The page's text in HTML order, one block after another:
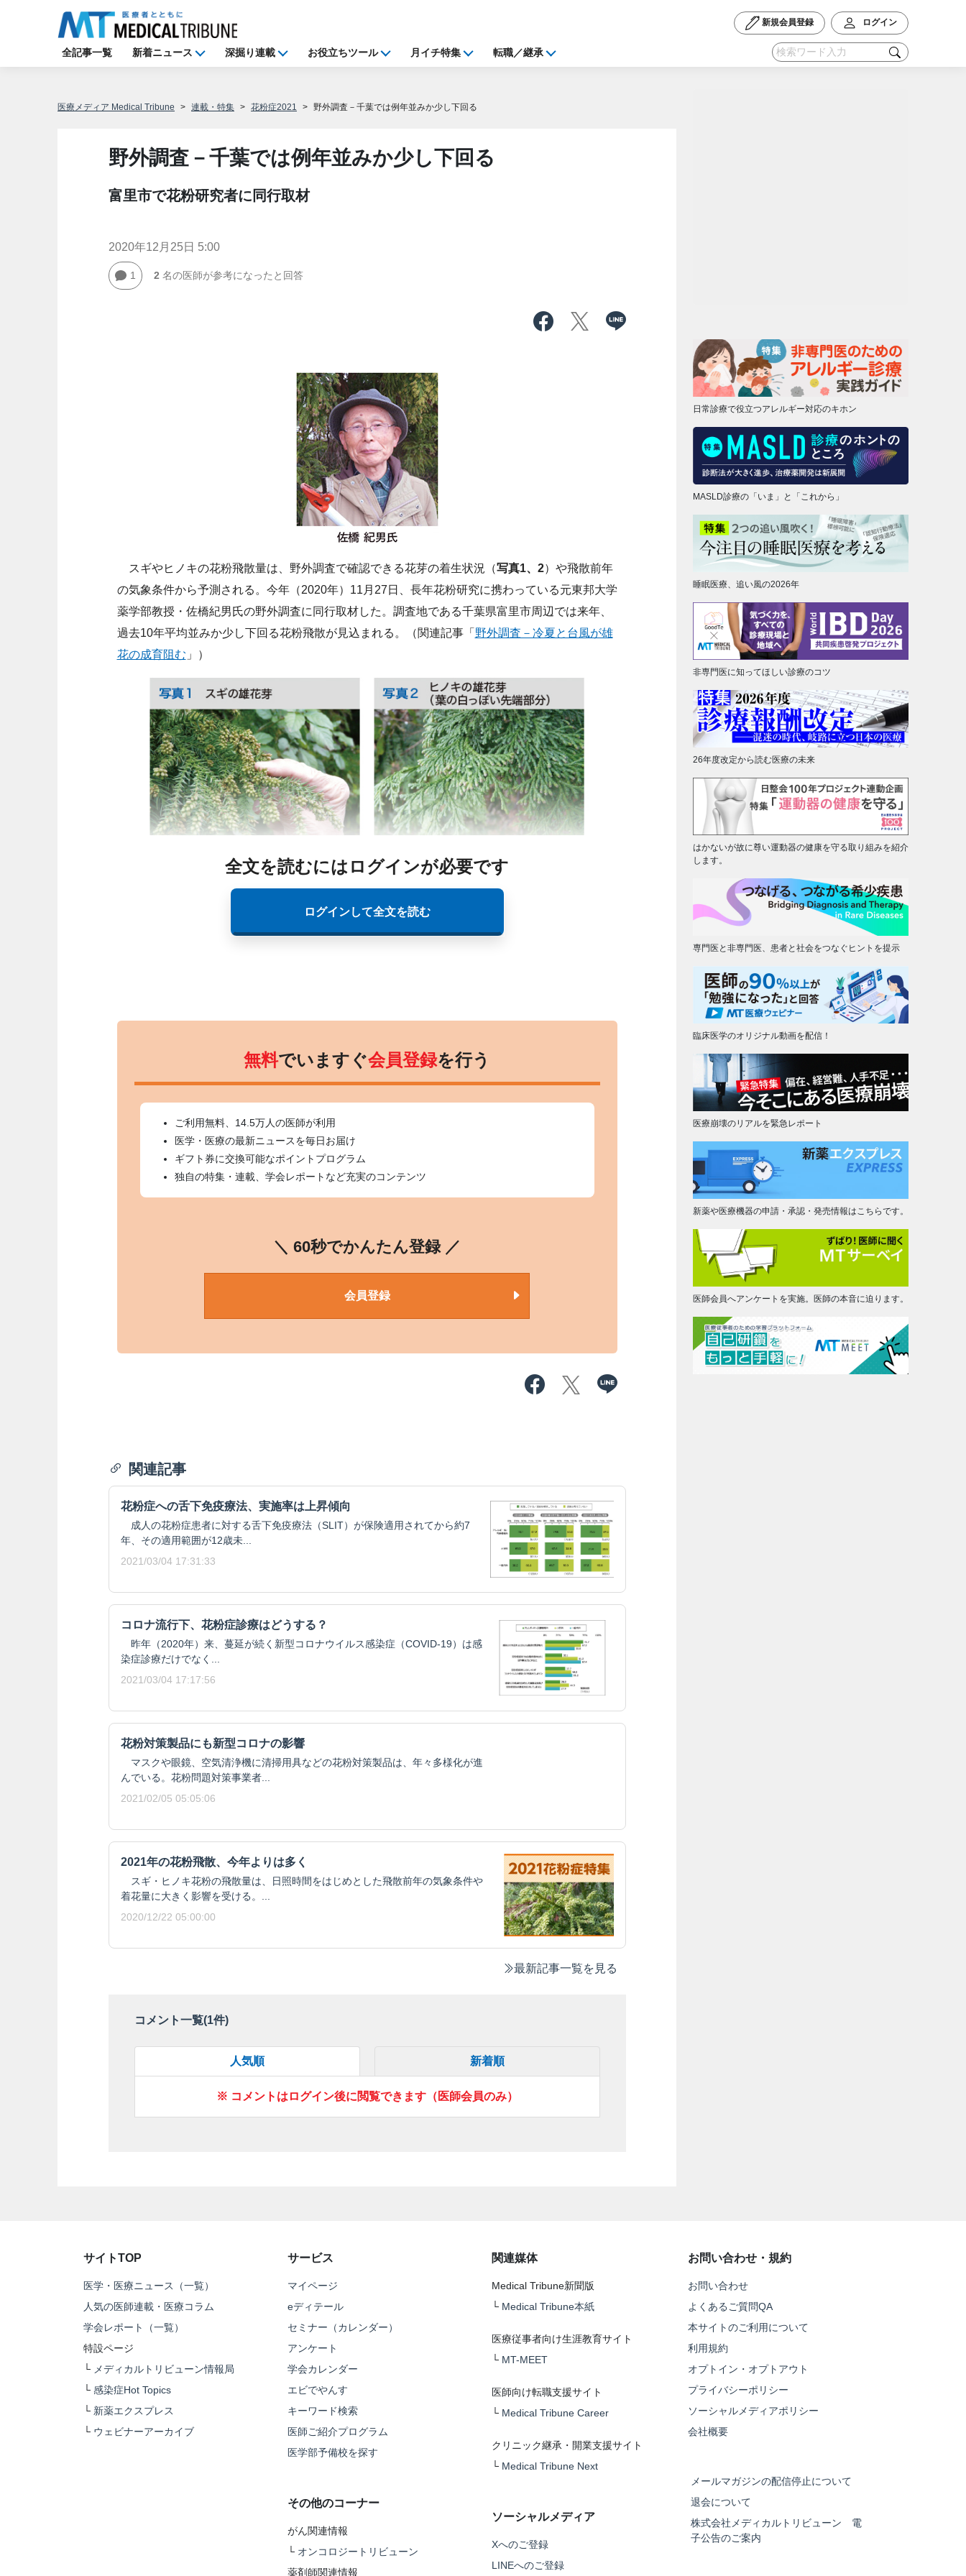
新規会員登録 ログイン
全記事一覧 新着ニュース 深掘り連載 お役立ちツール 月イチ特集 転職／継承
医療メディア Medical Tribune 連載・特集 花粉症2021 野外調査－千葉では例年並みか少し下回る
野外調査－千葉では例年並みか少し下回る
富里市で花粉研究者に同行取材
2020年12月25日 5:00
1 2 名の医師が参考になったと回答
スギやヒノキの花粉飛散量は、野外調査で確認できる花芽の着生状況（写真1、2）や飛散前年
の気象条件から予測される。今年（2020年）11月27日、長年花粉研究に携わっている元東邦大学
薬学部教授・佐橋紀男氏の野外調査に同行取材した。調査地である千葉県富里市周辺では来年、
過去10年平均並みか少し下回る花粉飛散が見込まれる。（関連記事「 野外調査－冷夏と台風が雄
花の成育阻む 」）
全文を読むにはログインが必要です
ログインして全文を読む
無料でいますぐ会員登録を行う
ご利用無料、14.5万人の医師が利用
医学・医療の最新ニュースを毎日お届け
ギフト券に交換可能なポイントプログラム
独自の特集・連載、学会レポートなど充実のコンテンツ
＼ 60秒でかんたん登録 ／
会員登録
関連記事
花粉症への舌下免疫療法、実施率は上昇傾向
成人の花粉症患者に対する舌下免疫療法（SLIT）が保険適用されてから約7
年、その適用範囲が12歳未...
2021/03/04 17:31:33
コロナ流行下、花粉症診療はどうする？
昨年（2020年）来、蔓延が続く新型コロナウイルス感染症（COVID-19）は感
染症診療だけでなく...
2021/03/04 17:17:56
花粉対策製品にも新型コロナの影響
マスクや眼鏡、空気清浄機に清掃用具などの花粉対策製品は、年々多様化が進
んでいる。花粉問題対策事業者...
2021/02/05 05:05:06
2021年の花粉飛散、今年よりは多く
スギ・ヒノキ花粉の飛散量は、日照時間をはじめとした飛散前年の気象条件や
着花量に大きく影響を受ける。...
2020/12/22 05:00:00
最新記事一覧を見る
コメント一覧(1件)
人気順 新着順
※ コメントはログイン後に閲覧できます（医師会員のみ）
日常診療で役立つアレルギー対応のキホン
MASLD診療の「いま」と「これから」
睡眠医療、追い風の2026年
非専門医に知ってほしい診療のコツ
26年度改定から読む医療の未来
はかないが故に尊い運動器の健康を守る取り組みを紹介
します。
専門医と非専門医、患者と社会をつなぐヒントを提示
臨床医学のオリジナル動画を配信！
医療崩壊のリアルを緊急レポート
新薬や医療機器の申請・承認・発売情報はこちらです。
医師会員へアンケートを実施。医師の本音に迫ります。
サイトTOP
医学・医療ニュース（一覧）
人気の医師連載・医療コラム
学会レポート（一覧）
特設ページ
└ メディカルトリビューン情報局
└ 感染症Hot Topics
└ 新薬エクスプレス
└ ウェビナーアーカイブ
サービス
マイページ
eディテール
セミナー（カレンダー）
アンケート
学会カレンダー
エビでやんす
キーワード検索
医師ご紹介プログラム
医学部予備校を探す
その他のコーナー
がん関連情報
└ オンコロジートリビューン
薬剤師関連情報
関連媒体
Medical Tribune新聞版
└ Medical Tribune本紙
医療従事者向け生涯教育サイト
└ MT-MEET
医師向け転職支援サイト
└ Medical Tribune Career
クリニック継承・開業支援サイト
└ Medical Tribune Next
ソーシャルメディア
Xへのご登録
LINEへのご登録
お問い合わせ・規約
お問い合わせ
よくあるご質問QA
本サイトのご利用について
利用規約
オプトイン・オプトアウト
プライバシーポリシー
ソーシャルメディアポリシー
会社概要
メールマガジンの配信停止について
退会について
株式会社メディカルトリビューン 電
子公告のご案内